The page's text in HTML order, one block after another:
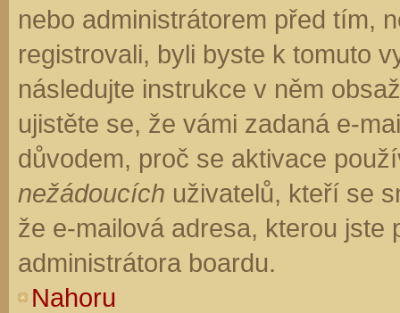
nebo administrátorem před tím,
registrovali, byli byste k tomuto
následujte instrukce v něm
ujistěte se, že vámi zadaná e-
důvodem, proč se aktivace
nežádoucích uživatelů, kteří se
že e-mailová adresa, kterou jste
administrátora boardu.
Nahoru